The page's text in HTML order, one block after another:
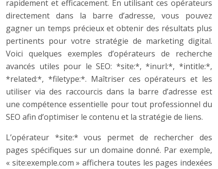
rapidement et efficacement. En utilisant ces opérateurs
directement dans la barre d’adresse, vous pouvez
gagner un temps précieux et obtenir des résultats plus
pertinents pour votre stratégie de marketing digital.
Voici quelques exemples d’opérateurs de recherche
avancés utiles pour le SEO: *site:*, *inurl:*, *intitle:*,
*related:*, *filetype:*. Maîtriser ces opérateurs et les
utiliser via des raccourcis dans la barre d’adresse est
une compétence essentielle pour tout professionnel du
SEO afin d’optimiser le contenu et la stratégie de liens.
L’opérateur *site:* vous permet de rechercher des
pages spécifiques sur un domaine donné. Par exemple,
« site:exemple.com » affichera toutes les pages indexées